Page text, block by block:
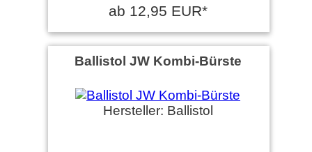
ab 12,95 EUR*
Ballistol JW Kombi-Bürste
Hersteller: Ballistol